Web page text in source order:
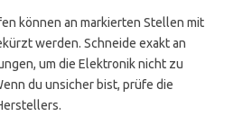
können an markierten Stellen mit
werden. Schneide exakt an
um die Elektronik nicht zu
du unsicher bist, prüfe die